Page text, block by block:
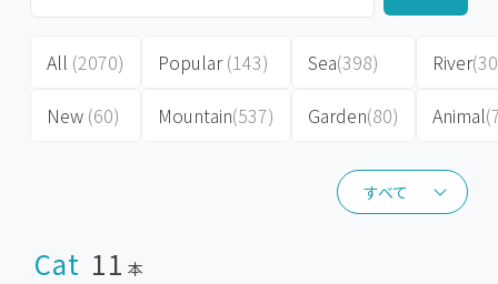
すべて
すべて
All (2070)
New (60)
Popular(143)
Mountain(537)
Sea(398)
Garden(80)
River
Animal
Cat 11 本